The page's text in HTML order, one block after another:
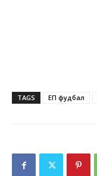
TAGS ЕП фудбал